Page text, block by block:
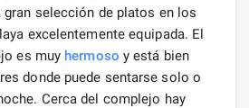
gran selección de platos en los
excelentemente equipada. El
es muy hermoso y está bien
donde puede sentarse solo o
Cerca del complejo hay